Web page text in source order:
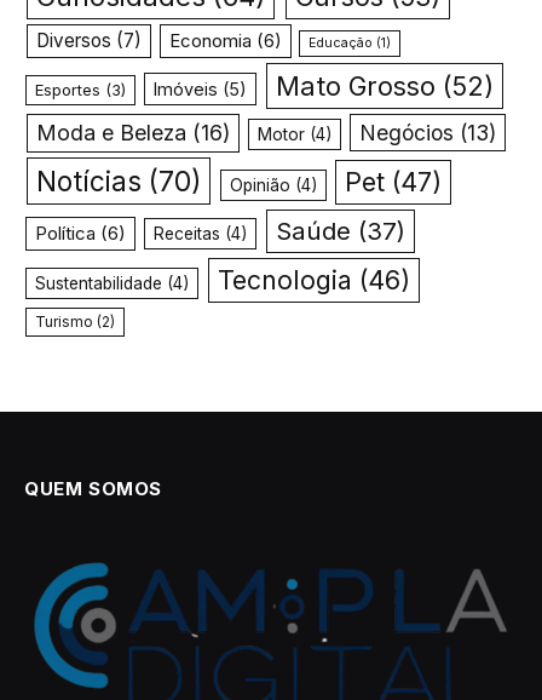
Diversos (7) Economia (6) Educação (1)
Esportes (3) Imóveis (5) Mato Grosso (52)
Moda e Beleza (16) Motor(4) Negócios (13)
Notícias (70) Opinião (4) Pet (47)
Política (6) Receitas (4) Saúde (37)
Sustentabilidade (4) Tecnologia (46)
Turismo (2)
QUEM SOMOS